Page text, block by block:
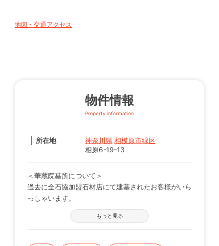
地図・交通アクセス
物件情報
Property information
所在地 神奈川県 相模原市緑区
相原6-19-13
＜華蔵院墓所について＞
過去に全石協加盟石材店にて建墓されたお客様がいら
っしゃいます。
※現在の区画状況につきましては、電話番号【0120-
12-1440】までお問い合わせください。
もっと見る